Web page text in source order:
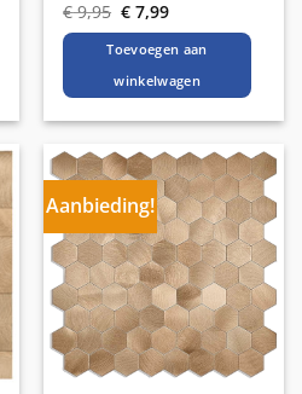
€9,95 Oorspronkelijke
prijs
€ 9,95.
€ 7,99Huidige
€ 7,99.
Toevoegen aan
winkelwagen
Aanbieding!